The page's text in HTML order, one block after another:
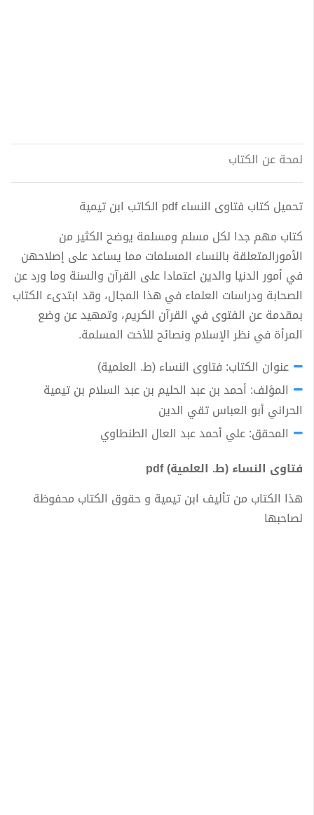
لمحة عن الكتاب
تحميل كتاب فتاوى النساء pdf الكاتب ابن تيمية
كتاب مهم جدا لكل مسلم ومسلمة يوضح الكثير من
الأمورالمتعلقة بالنساء المسلمات مما يساعد على إصلاحهن
في أمور الدنيا والدين اعتمادا على القرآن والسنة وما ورد عن
الصحابة ودراسات العلماء في هذا المجال، وقد ابتدىء الكتاب
بمقدمة عن الفتوى في القرآن الكريم، وتمهيد عن وضع
المرأة في نظر الإسلام ونصائح للأخت المسلمة.
عنوان الكتاب: فتاوى النساء (ط. العلمية)
المؤلف: أحمد بن عبد الحليم بن عبد السلام بن تيمية
الحراني أبو العباس تقي الدين
المحقق: علي أحمد عبد العال الطنطاوي
فتاوى النساء (ط. العلمية) pdf
هذا الكتاب من تأليف ابن تيمية و حقوق الكتاب محفوظة
لصاحبها